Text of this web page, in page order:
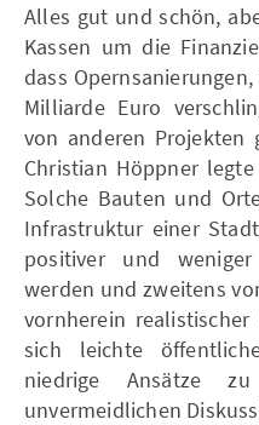
Alles gut und schön,
Kassen um die
dass
Milliarde Euro
von anderen Projekten
Christian Höppner
Solche Bauten und
Infrastruktur einer
positiver und
werden und zweitens
vornherein
sich leichte
niedrige Ansätze
unvermeidlichen